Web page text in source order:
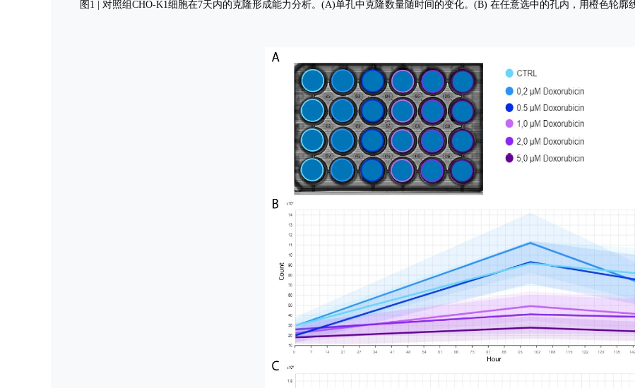
图1 | 对照组CHO-K1细胞在7天内的克隆形成能力分析。(A)单孔中克隆数量随时间的变化。(B) 在任意选中的孔内，用橙色轮廓